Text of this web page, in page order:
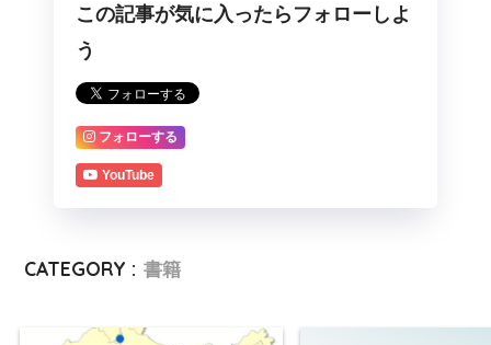
この記事が気に入ったらフォローしよ
う
フォローする
YouTube
CATEGORY : 書籍